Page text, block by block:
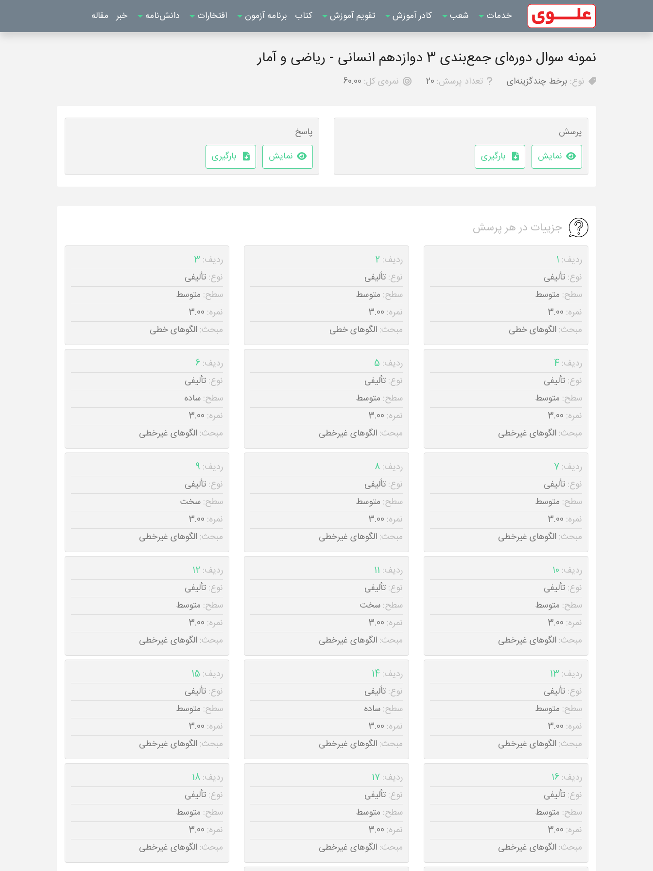
خدمات شعب کادر آموزش تقویم آموزش کتاب برنامه آزمون افتخارات دانش‌نامه خبر مقاله
نمونه سوال دوره‌ای جمع‌بندی 3 دوازدهم انسانی - ریاضی و آمار
نوع: برخط چندگزینه‌ای تعداد پرسش: 20 نمره‌ی کل: 60.00
پرسش
نمایش
بارگیری
پاسخ
نمایش
بارگیری
جزییات در هر پرسش
ردیف: 1
نوع: تألیفی
سطح: متوسط
نمره: 3.00
مبحث: الگوهای خطی
ردیف: 2
نوع:تألیفی
سطح: متوسط
نمره: 3.00
مبحث:الگوهای خطی
ردیف: 3
نوع: تألیفی
سطح: متوسط
نمره: 3.00
مبحث: الگوهای خطی
ردیف: 4
نوع: تألیفی
سطح: متوسط
نمره: 3.00
مبحث: الگوهای غیرخطی
ردیف: 5
نوع:تألیفی
سطح: متوسط
نمره: 3.00
مبحث:الگوهای غیرخطی
ردیف: 6
نوع: تألیفی
سطح: ساده
نمره: 3.00
مبحث: الگوهای غیرخطی
ردیف: 7
نوع: تألیفی
سطح: متوسط
نمره: 3.00
مبحث: الگوهای غیرخطی
ردیف:8
نوع:تألیفی
سطح: متوسط
نمره: 3.00
مبحث:الگوهای غیرخطی
ردیف: 9
نوع: تألیفی
سطح: سخت
نمره: 3.00
مبحث: الگوهای غیرخطی
ردیف: 10
نوع: تألیفی
سطح: متوسط
نمره: 3.00
مبحث: الگوهای غیرخطی
ردیف: 11
نوع:تألیفی
سطح:سخت
نمره: 3.00
مبحث:الگوهای غیرخطی
ردیف: 12
نوع: تألیفی
سطح: متوسط
نمره: 3.00
مبحث: الگوهای غیرخطی
ردیف: 13
نوع: تألیفی
سطح: متوسط
نمره: 3.00
مبحث: الگوهای غیرخطی
ردیف:14
نوع:تألیفی
سطح:ساده
نمره: 3.00
مبحث:الگوهای غیرخطی
ردیف: 15
نوع: تألیفی
سطح: متوسط
نمره: 3.00
مبحث: الگوهای غیرخطی
ردیف: 16
نوع: تألیفی
سطح: متوسط
نمره: 3.00
مبحث: الگوهای غیرخطی
ردیف:17
نوع:تألیفی
سطح: متوسط
نمره: 3.00
مبحث:الگوهای غیرخطی
ردیف: 18
نوع: تألیفی
سطح: متوسط
نمره: 3.00
مبحث: الگوهای غیرخطی